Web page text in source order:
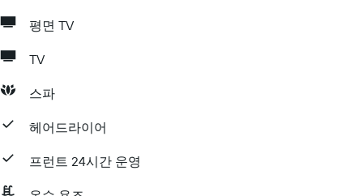
평면 TV
TV
스파
헤어드라이어
프런트 24시간 운영